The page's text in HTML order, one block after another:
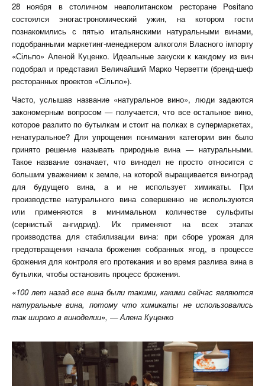
28 ноября в столичном неаполитанском ресторане Positano
состоялся эногастрономический ужин, на котором гости
познакомились с пятью итальянскими натуральными винами,
подобранными маркетинг-менеджером алкоголя Власного імпорту
«Сільпо» Аленой Куценко. Идеальные закуски к каждому из вин
подобрал и представил Величайший Марко Черветти (бренд-шеф
ресторанных проектов «Сільпо»).
Часто, услышав название «натуральное вино», люди задаются
закономерным вопросом — получается, что все остальное вино,
которое разлито по бутылкам и стоит на полках в супермаркетах,
ненатуральное? Для упрощения понимания категории вин было
принято решение называть природные вина — натуральными.
Такое название означает, что винодел не просто относится с
большим уважением к земле, на которой выращивается виноград
для будущего вина, а и не использует химикаты. При
производстве натурального вина совершенно не используются
или применяются в минимальном количестве сульфиты
(сернистый ангидрид). Их применяют на всех этапах
производства для стабилизации вина: при сборе урожая для
предотвращения начала брожения собранных ягод, в процессе
брожения для контроля его протекания и во время разлива вина в
бутылки, чтобы остановить процесс брожения.
«100 лет назад все вина были такими, какими сейчас являются
натуральные вина, потому что химикаты не использовались
так широко в виноделии», — Алена Куценко